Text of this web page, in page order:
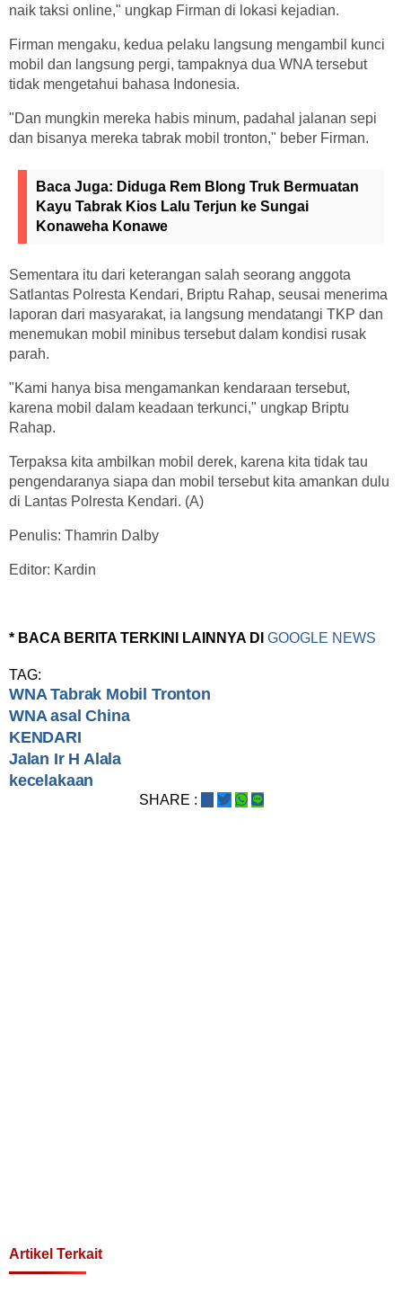
naik taksi online," ungkap Firman di lokasi kejadian.
Firman mengaku, kedua pelaku langsung mengambil kunci
mobil dan langsung pergi, tampaknya dua WNA tersebut
tidak mengetahui bahasa Indonesia.
"Dan mungkin mereka habis minum, padahal jalanan sepi
dan bisanya mereka tabrak mobil tronton," beber Firman.
Baca Juga: Diduga Rem Blong Truk Bermuatan
Kayu Tabrak Kios Lalu Terjun ke Sungai
Konaweha Konawe
Sementara itu dari keterangan salah seorang anggota
Satlantas Polresta Kendari, Briptu Rahap, seusai menerima
laporan dari masyarakat, ia langsung mendatangi TKP dan
menemukan mobil minibus tersebut dalam kondisi rusak
parah.
"Kami hanya bisa mengamankan kendaraan tersebut,
karena mobil dalam keadaan terkunci," ungkap Briptu
Rahap.
Terpaksa kita ambilkan mobil derek, karena kita tidak tau
pengendaranya siapa dan mobil tersebut kita amankan dulu
di Lantas Polresta Kendari. (A)
Penulis: Thamrin Dalby
Editor: Kardin
* BACA BERITA TERKINI LAINNYA DI GOOGLE NEWS
TAG:
WNA Tabrak Mobil Tronton
WNA asal China
KENDARI
Jalan Ir H Alala
kecelakaan
SHARE :
Artikel Terkait